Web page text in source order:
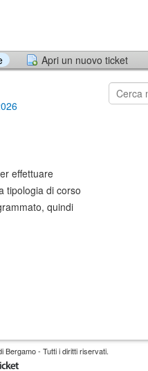
Apri un nuovo ticket
effettuare
tipologia di corso
quindi
Bergamo - Tutti i diritti riservati.